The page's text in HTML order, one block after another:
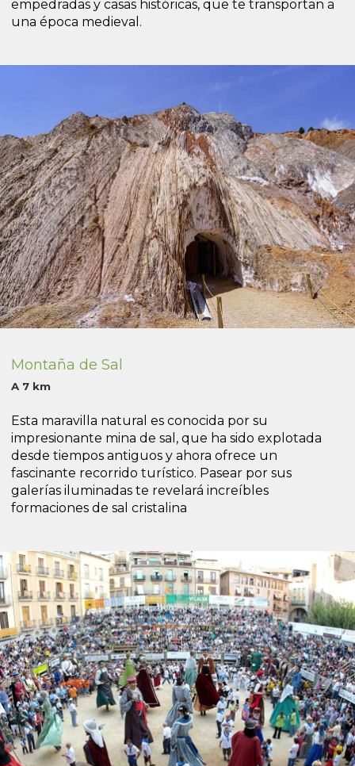
empedradas y casas históricas, que te transportan a
una época medieval.
Montaña de Sal
A 7 km
Esta maravilla natural es conocida por su
impresionante mina de sal, que ha sido explotada
desde tiempos antiguos y ahora ofrece un
fascinante recorrido turístico. Pasear por sus
galerías iluminadas te revelará increíbles
formaciones de sal cristalina